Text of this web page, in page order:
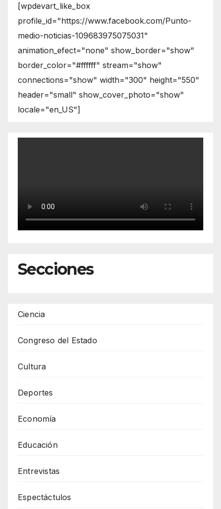
[wpdevart_like_box
profile_id="https://www.facebook.com/Punto-
medio-noticias-109683975075031"
animation_efect="none" show_border="show"
border_color="#ffffff" stream="show"
connections="show" width="300" height="550"
header="small" show_cover_photo="show"
locale="en_US"]
Secciones
Ciencia
Congreso del Estado
Cultura
Deportes
Economía
Educación
Entrevistas
Espectáctulos